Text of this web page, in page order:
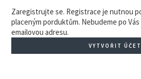
Zaregistrujte se. Registrace je nutnou
placeným porduktům. Nebudeme po
emailovou adresu.
VYTVOŘIT ÚČET